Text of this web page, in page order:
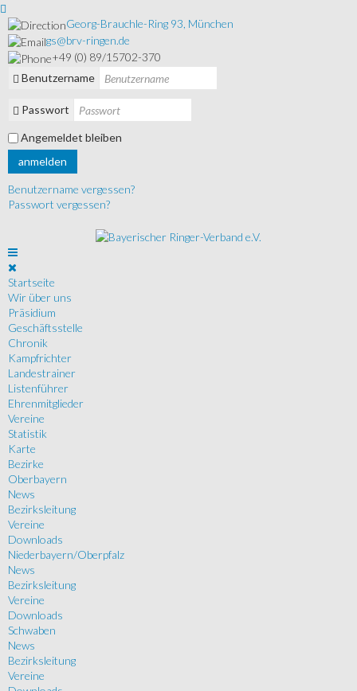
Georg-Brauchle-Ring 93, München
gs@brv-ringen.de
+49 (0) 89/15702-370
Benutzername
Passwort
Angemeldet bleiben
anmelden
Benutzername vergessen?
Passwort vergessen?
Startseite
Wir über uns
Präsidium
Geschäftsstelle
Chronik
Kampfrichter
Landestrainer
Listenführer
Ehrenmitglieder
Vereine
Statistik
Karte
Bezirke
Oberbayern
News
Bezirksleitung
Vereine
Downloads
Niederbayern/Oberpfalz
News
Bezirksleitung
Vereine
Downloads
Schwaben
News
Bezirksleitung
Vereine